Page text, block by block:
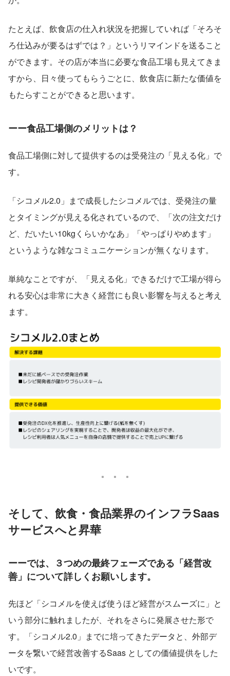
たとえば、飲食店の仕入れ状況を把握していれば「そろそ
ろ仕込みが要るはずでは？」というリマインドを送ること
ができます。その店が本当に必要な食品工場も見えてきま
すから、日々使ってもらうごとに、飲食店に新たな価値を
もたらすことができると思います。
ーー食品工場側のメリットは？
食品工場側に対して提供するのは受発注の「見える化」で
す。
「シコメル2.0」まで成長したシコメルでは、受発注の量
とタイミングが見える化されているので、「次の注文だけ
ど、だいたい10kgくらいかなあ」「やっぱりやめます」
というような雑なコミュニケーションが無くなります。
単純なことですが、「見える化」できるだけで工場が得ら
れる安心は非常に大きく経営にも良い影響を与えると考え
ます。
そして、飲食・食品業界のインフラSaas
サービスへと昇華
ーーでは、３つめの最終フェーズである「経営改
善」について詳しくお願いします。
先ほど「シコメルを使えば使うほど経営がスムーズに」と
いう部分に触れましたが、それをさらに発展させた形で
す。「シコメル2.0」までに培ってきたデータと、外部デ
ータを繋いで経営改善するSaas としての価値提供をした
いです。